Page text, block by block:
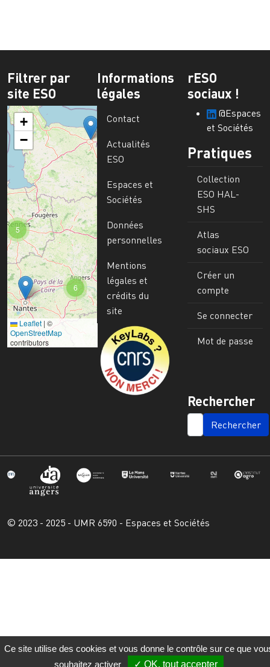
Filtrer par
site ESO
6
5
+
−
Leaflet | ©
OpenStreetMap
contributors
Informations
légales
Contact
Actualités
ESO
Espaces et
Sociétés
Données
personnelles
Mentions
légales et
crédits du
site
Image
rESO
sociaux !
@Espaces
et Sociétés
Pratiques
Collection
ESO HAL-
SHS
Atlas
sociaux ESO
Créer un
compte
Se connecter
Mot de passe
Rechercher
SEARCH
© 2023 - 2025 - UMR 6590 - Espaces et Sociétés
Ce site utilise des cookies et vous donne le contrôle sur ce que
souhaitez activer
OK, tout accepter